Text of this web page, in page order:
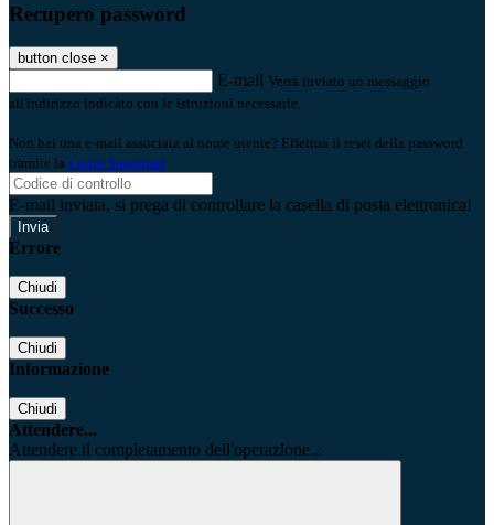
Recupero password
button close ×
E-mail Verrà inviato un messaggio
all'indirizzo indicato con le istruzioni necessarie.
Non hai una e-mail associata al nome utente? Effettua il reset della password
tramite la Login Spaggiari
E-mail inviata, si prega di controllare la casella di posta elettronica!
Errore
Chiudi
Successo
Chiudi
Informazione
Chiudi
Attendere...
Attendere il completamento dell'operazione...